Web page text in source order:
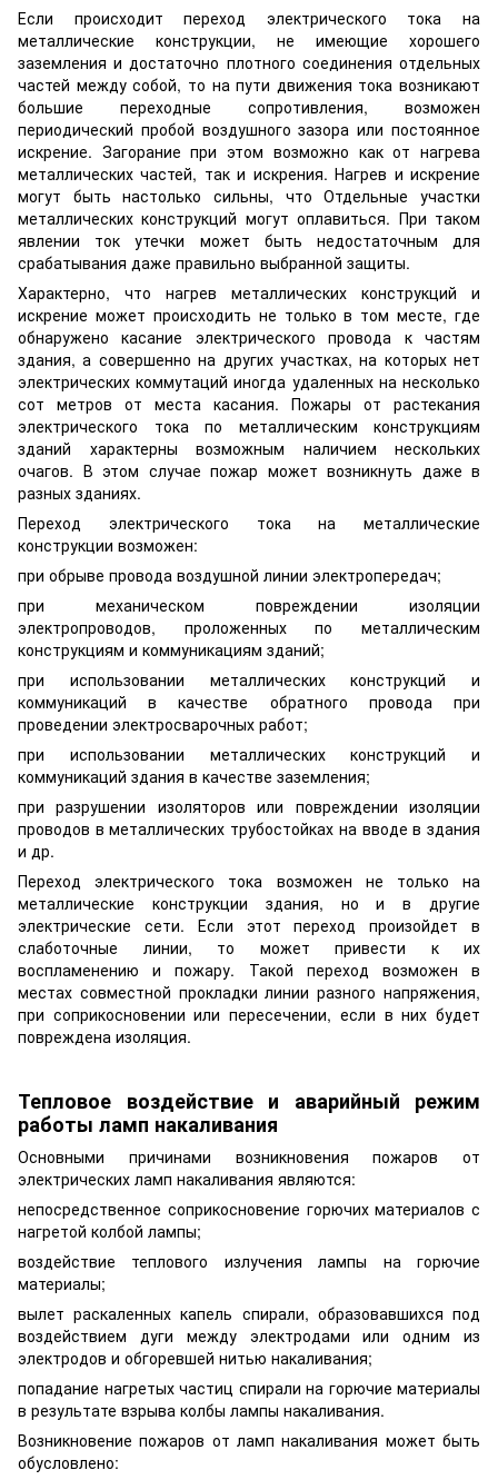
Если происходит переход электрического тока на
металлические конструкции, не имеющие хорошего
заземления и достаточно плотного соединения отдельных
частей между собой, то на пути движения тока возникают
большие переходные сопротивления, возможен
периодический пробой воздушного зазора или постоянное
искрение. Загорание при этом возможно как от нагрева
металлических частей, так и искрения. Нагрев и искрение
могут быть настолько сильны, что Отдельные участки
металлических конструкций могут оплавиться. При таком
явлении ток утечки может быть недостаточным для
срабатывания даже правильно выбранной защиты.
Характерно, что нагрев металлических конструкций и
искрение может происходить не только в том месте, где
обнаружено касание электрического провода к частям
здания, а совершенно на других участках, на которых нет
электрических коммутаций иногда удаленных на несколько
сот метров от места касания. Пожары от растекания
электрического тока по металлическим конструкциям
зданий характерны возможным наличием нескольких
очагов. В этом случае пожар может возникнуть даже в
разных зданиях.
Переход электрического тока на металлические
конструкции возможен:
при обрыве провода воздушной линии электропередач;
при механическом повреждении изоляции
электропроводов, проложенных по металлическим
конструкциям и коммуникациям зданий;
при использовании металлических конструкций и
коммуникаций в качестве обратного провода при
проведении электросварочных работ;
при использовании металлических конструкций и
коммуникаций здания в качестве заземления;
при разрушении изоляторов или повреждении изоляции
проводов в металлических трубостойках на вводе в здания
и др.
Переход электрического тока возможен не только на
металлические конструкции здания, но и в другие
электрические сети. Если этот переход произойдет в
слаботочные линии, то может привести к их
воспламенению и пожару. Такой переход возможен в
местах совместной прокладки линии разного напряжения,
при соприкосновении или пересечении, если в них будет
повреждена изоляция.
Тепловое воздействие и аварийный режим
работы ламп накаливания
Основными причинами возникновения пожаров от
электрических ламп накаливания являются:
непосредственное соприкосновение горючих материалов с
нагретой колбой лампы;
воздействие теплового излучения лампы на горючие
материалы;
вылет раскаленных капель спирали, образовавшихся под
воздействием дуги между электродами или одним из
электродов и обгоревшей нитью накаливания;
попадание нагретых частиц спирали на горючие материалы
в результате взрыва колбы лампы накаливания.
Возникновение пожаров от ламп накаливания может быть
обусловлено: